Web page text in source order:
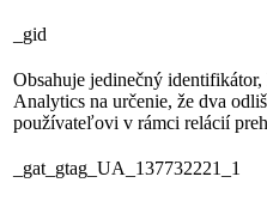
_gid
Obsahuje jedinečný
Analytics na určenie, že dva
používateľovi v rámci relácií
_gat_gtag_UA_137732221_1